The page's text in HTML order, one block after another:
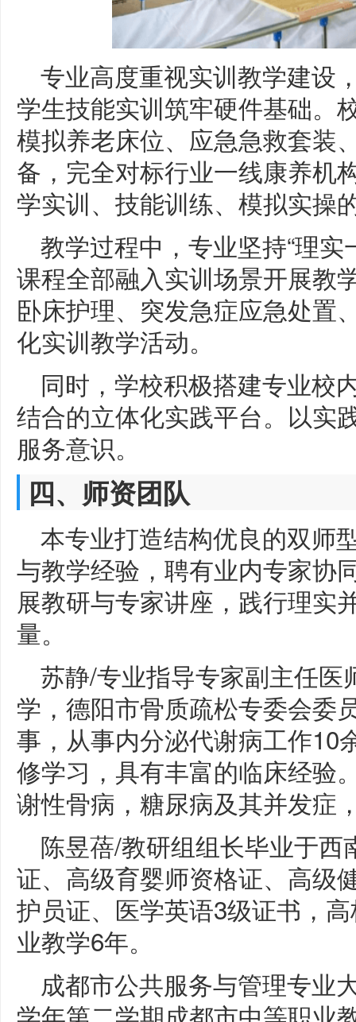
专业高度重视实训教学建设
学生技能实训筑牢硬件基础。
模拟养老床位、应急急救套装
备，完全对标行业一线康养机
学实训、技能训练、模拟实操
教学过程中，专业坚持“理
课程全部融入实训场景开展教
卧床护理、突发急症应急处置
化实训教学活动。
同时，学校积极搭建专业校
结合的立体化实践平台。以实
服务意识。
四、师资团队
本专业打造结构优良的双师
与教学经验，聘有业内专家协
展教研与专家讲座，践行理实
量。
苏静/专业指导专家副主任
学，德阳市骨质疏松专委会委
事，从事内分泌代谢病工作10
修学习，具有丰富的临床经验
谢性骨病，糖尿病及其并发症
陈昱蓓/教研组组长毕业于
证、高级育婴师资格证、高级
护员证、医学英语3级证书，
业教学6年。
成都市公共服务与管理专业